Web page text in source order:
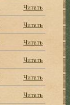
Читать
Читать
Читать
Читать
Читать
Читать